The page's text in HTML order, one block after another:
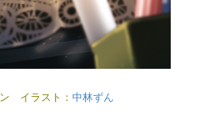
イラスト： 中林ずん